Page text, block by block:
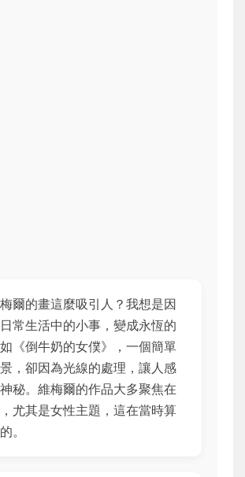
爾的畫這麼吸引人？我想是因
常生活中的小事，變成永恆的
《倒牛奶的女僕》，一個簡單
，卻因為光線的處理，讓人感
秘。維梅爾的作品大多聚焦在
尤其是女性主題，這在當時算
。